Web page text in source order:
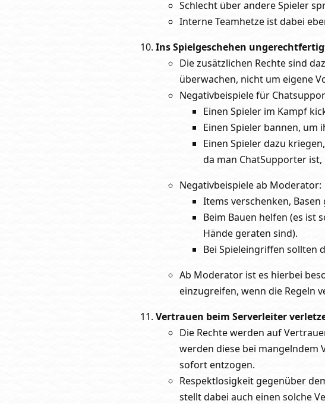
Schlecht über andere Spieler
Interne Teamhetze ist dabei
Ins Spielgeschehen
Die zusätzlichen Rechte sind
überwachen, nicht um eigene
Negativbeispiele für
Einen Spieler im Kampf
Einen Spieler bannen, um
Einen Spieler dazu
da man ChatSupporter
Negativbeispiele ab Moderator:
Items verschenken,
Beim Bauen helfen (es ist
Hände geraten sind).
Bei Spieleingriffen sollten
Ab Moderator ist es hierbei
einzugreifen, wenn die Regeln
Vertrauen beim Serverleiter
Die Rechte werden auf
werden diese bei mangelndem
sofort entzogen.
Respektlosigkeit gegenüber
stellt dabei auch einen solche